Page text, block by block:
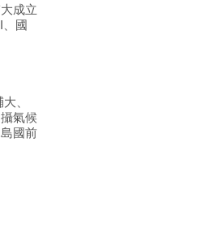
成立
、國
、
氣候
國前